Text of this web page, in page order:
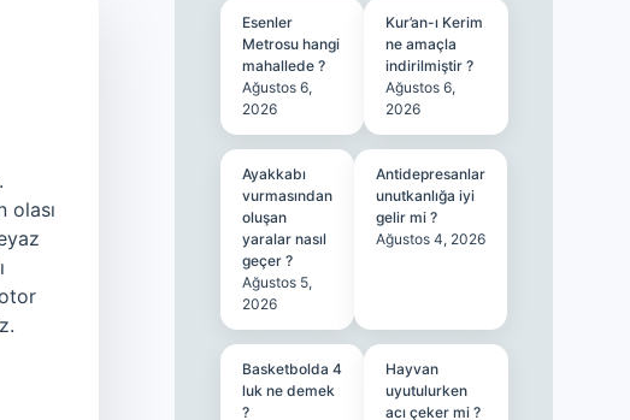
olası
Esenler
Metrosu hangi
mahallede ?
Ağustos 6,
2026
Kur’an-ı Kerim
ne amaçla
indirilmiştir ?
Ağustos 6,
2026
Ayakkabı
vurmasından
oluşan
yaralar nasıl
geçer ?
Ağustos 5,
2026
Antidepresanlar
unutkanlığa iyi
gelir mi ?
Ağustos 4, 2026
Basketbolda 4
luk ne demek
?
Hayvan
uyutulurken
acı çeker mi ?